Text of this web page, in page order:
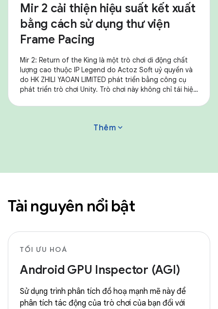
Mir 2 cải thiện hiệu suất kết xuất
bằng cách sử dụng thư viện
Frame Pacing
Mir 2: Return of the King là một trò chơi di động chất
lượng cao thuộc IP Legend do Actoz Soft uỷ quyền và
do HK ZHILI YAOAN LIMITED phát triển bằng công cụ
phát triển trò chơi Unity. Trò chơi này không chỉ tái hiện
Thêm expand_more
Tài nguyên nổi bật
TỐI ƯU HOÁ
Android GPU Inspector (AGI)
Sử dụng trình phân tích đồ hoạ mạnh mẽ này để
phân tích tác động của trò chơi của bạn đối với